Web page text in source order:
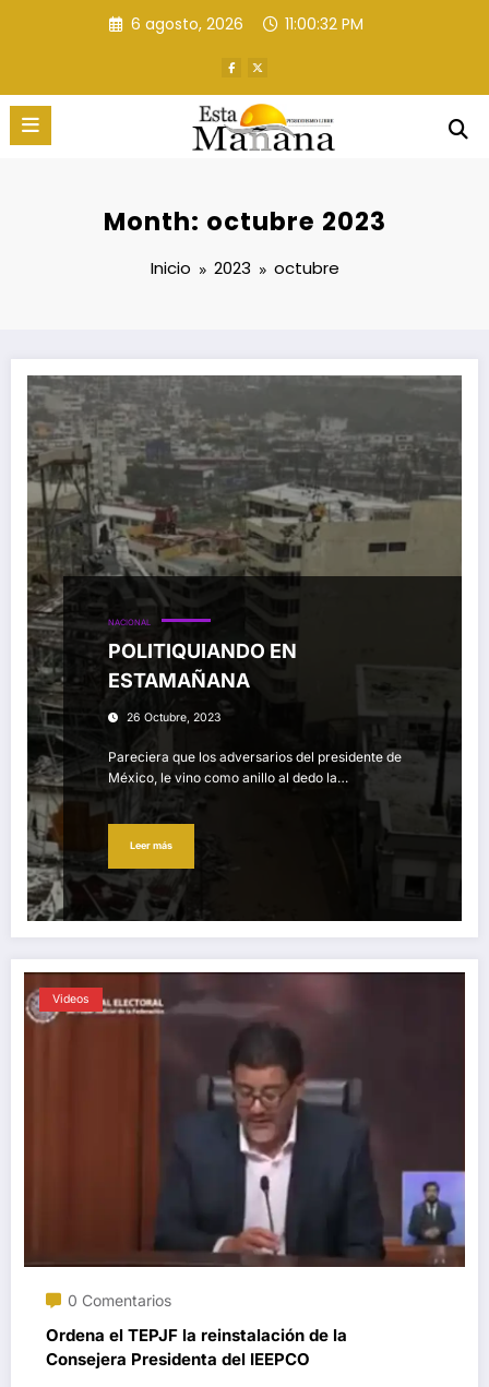
6 agosto, 2026 11:00:33 PM
Month: octubre 2023
Inicio 2023 octubre
NACIONAL
POLITIQUIANDO EN
ESTAMAÑANA
26 Octubre, 2023
Pareciera que los adversarios del presidente de
México, le vino como anillo al dedo la…
Leer más
Videos
0 Comentarios
Ordena el TEPJF la reinstalación de la
Consejera Presidenta del IEEPCO